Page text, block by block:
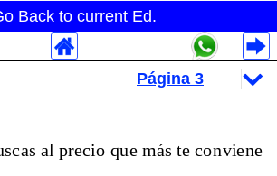
Back to current Ed.
al precio que más te conviene
Rubros